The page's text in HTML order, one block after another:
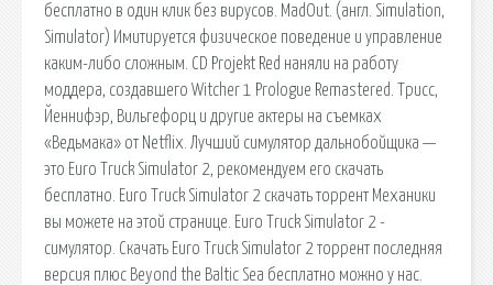
бесплатно в один клик без вирусов. MadOut. (англ. Simulation,
Simulator) Имитируется физическое поведение и управление
каким-либо сложным. CD Projekt Red наняли на работу
моддера, создавшего Witcher 1 Prologue Remastered. Трисс,
Йеннифэр, Вильгефорц и другие актеры на съемках
«Ведьмака» от Netflix. Лучший симулятор дальнобойщика —
это Euro Truck Simulator 2, рекомендуем его скачать
бесплатно. Euro Truck Simulator 2 скачать торрент Механики
вы можете на этой странице. Euro Truck Simulator 2 -
симулятор. Скачать Euro Truck Simulator 2 торрент последняя
версия плюс Beyond the Baltic Sea бесплатно можно у нас.